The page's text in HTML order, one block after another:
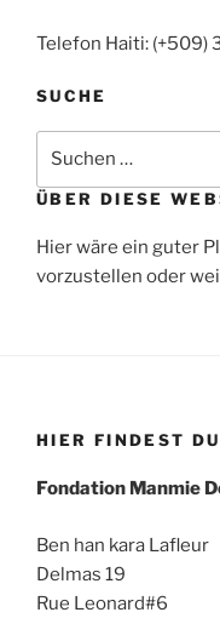
Telefon Haiti: (+509)
SUCHE
nach:
ÜBER DIESE
Hier wäre ein guter
vorzustellen oder
HIER FINDEST
Fondation Manmie
Ben han kara Lafleur
Delmas 19
Rue Leonard#6